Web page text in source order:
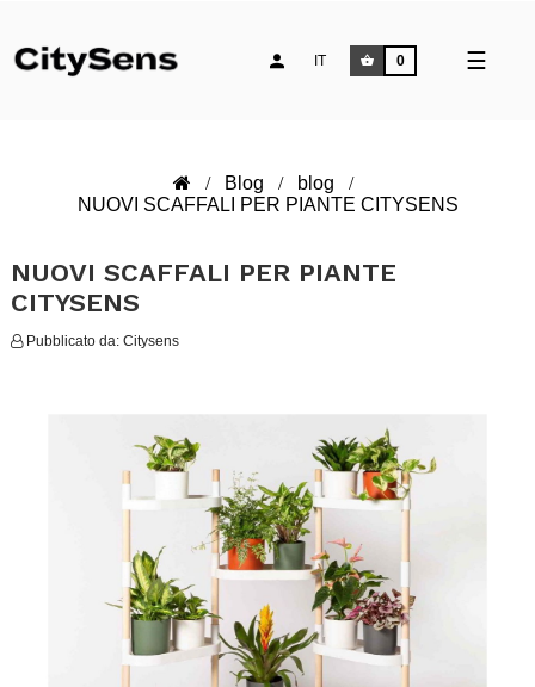
☰
IT 0
Blog
blog
NUOVI SCAFFALI PER PIANTE CITYSENS
NUOVI SCAFFALI PER PIANTE
CITYSENS
Pubblicato da: Citysens